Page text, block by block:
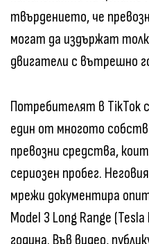
твърдението, че
могат да издържат
двигатели с вътрешно
Потребителят в TikTok
един от многото
превозни средства,
сериозен пробег.
мрежи документира
Model 3 Long Range